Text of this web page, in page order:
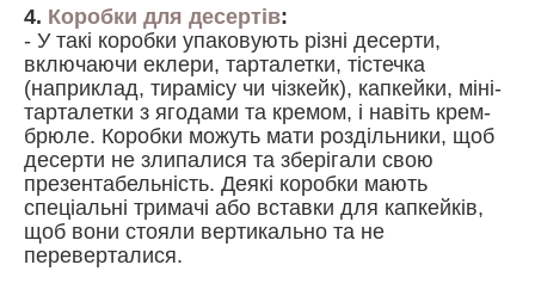
4. Коробки для десертів:
- У такі коробки упаковують різні десерти,
включаючи еклери, тарталетки, тістечка
(наприклад, тирамісу чи чізкейк), капкейки, міні-
тарталетки з ягодами та кремом, і навіть крем-
брюле. Коробки можуть мати роздільники, щоб
десерти не злипалися та зберігали свою
презентабельність. Деякі коробки мають
спеціальні тримачі або вставки для капкейків,
щоб вони стояли вертикально та не
переверталися.